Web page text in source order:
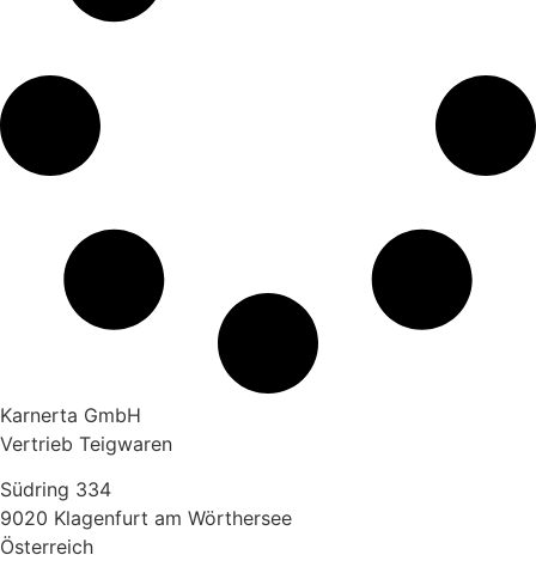
Karnerta GmbH
Vertrieb Teigwaren
Südring 334
9020 Klagenfurt am Wörthersee
Österreich